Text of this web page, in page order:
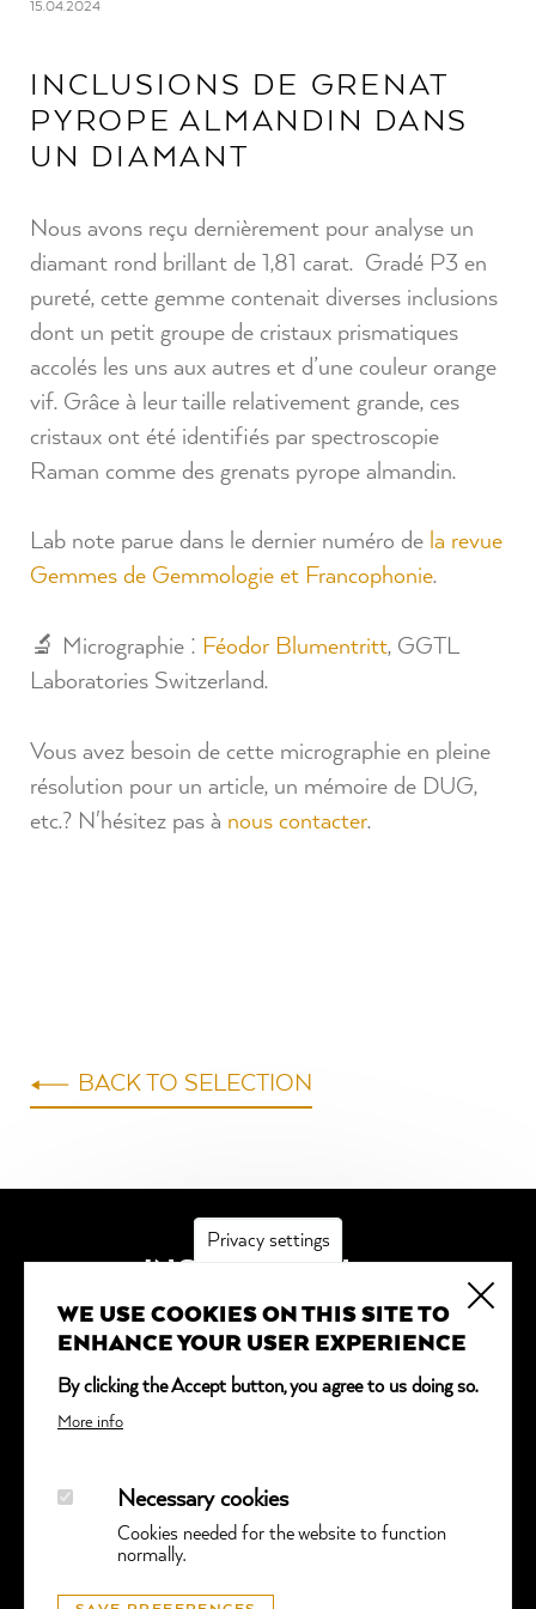
15.04.2024
INCLUSIONS DE GRENAT
PYROPE ALMANDIN DANS
UN DIAMANT
Nous avons reçu dernièrement pour analyse un
diamant rond brillant de 1,81 carat. Gradé P3 en
pureté, cette gemme contenait diverses inclusions
dont un petit groupe de cristaux prismatiques
accolés les uns aux autres et d’une couleur orange
vif. Grâce à leur taille relativement grande, ces
cristaux ont été identifiés par spectroscopie
Raman comme des grenats pyrope almandin.
Lab note parue dans le dernier numéro de la revue
Gemmes de Gemmologie et Francophonie.
🔬 Micrographie : Féodor Blumentritt, GGTL
Laboratories Switzerland.
Vous avez besoin de cette micrographie en pleine
résolution pour un article, un mémoire de DUG,
etc.? N'hésitez pas à nous contacter.
BACK TO SELECTION
INSCRIPTION
*obligatoire
Adresse email*
© GGTL LABORATORIES
Privacy settings
WE USE COOKIES ON THIS SITE TO
ENHANCE YOUR USER EXPERIENCE
By clicking the Accept button, you agree to us doing so.
More info
Necessary cookies
Cookies needed for the website to function
normally.